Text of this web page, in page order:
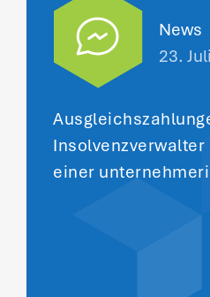
News
23.
Insolvenzverwalter
einer